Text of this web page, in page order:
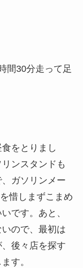
間30分走って足
をとりまし
ンスタンドも
ガソリンメー
惜しまずこまめ
です。あと、
ので、最初は
後々店を探す
す。